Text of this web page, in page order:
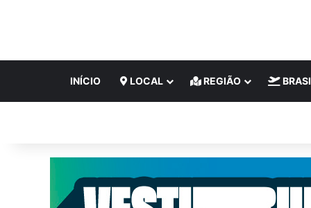
INÍCIO LOCAL REGIÃO